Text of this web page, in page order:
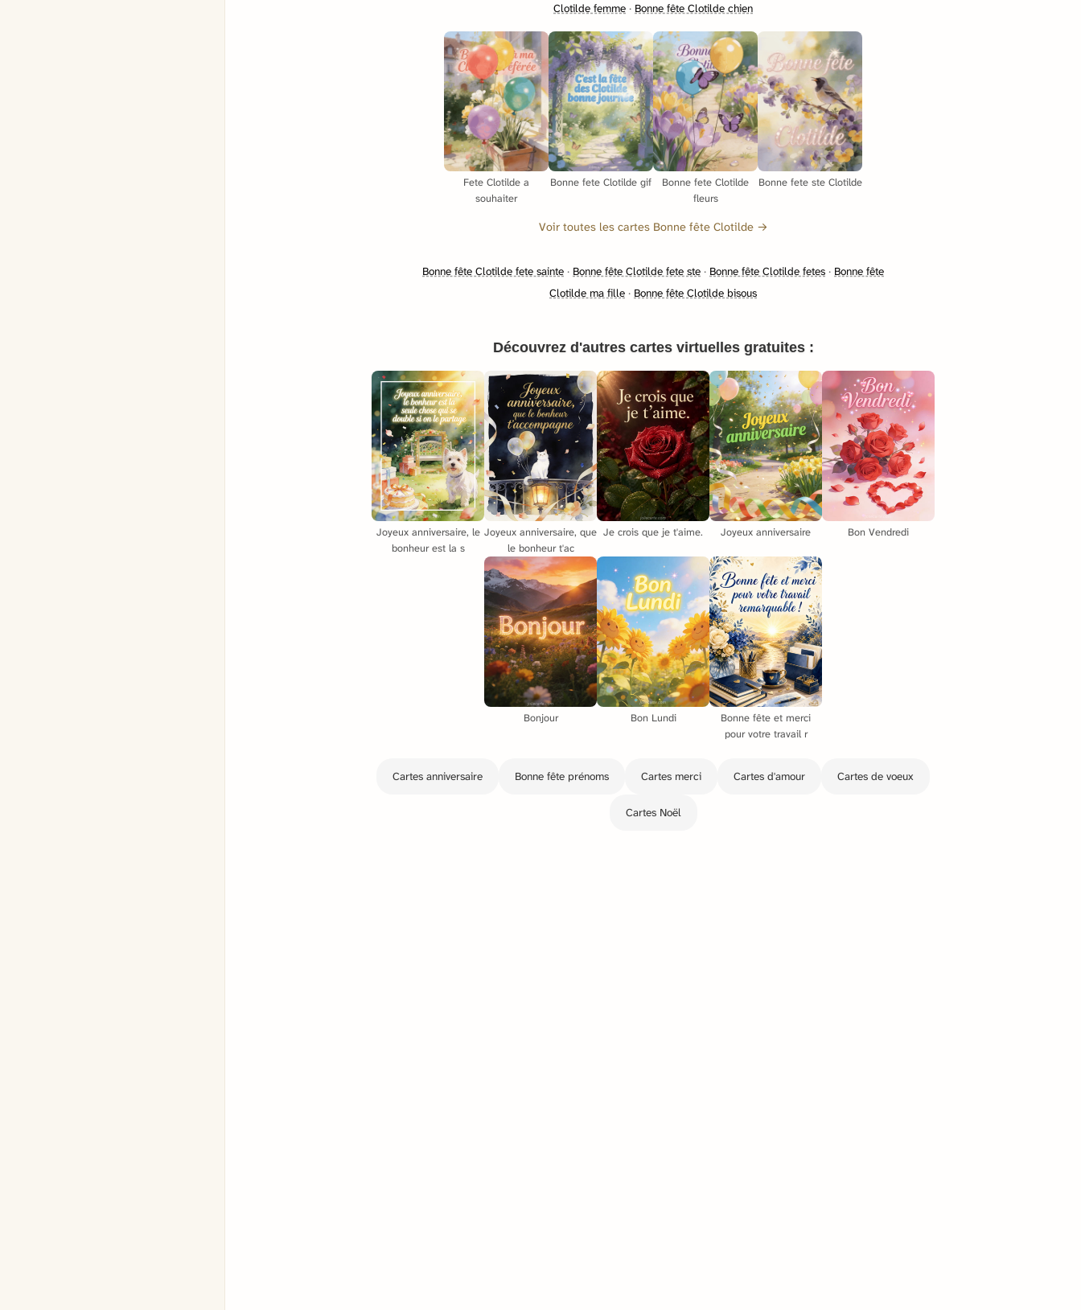
Clotilde femme · Bonne fête Clotilde chien
Fete Clotilde a
souhaiter
Bonne fete Clotilde gif
Bonne fete Clotilde
fleurs
Bonne fete ste Clotilde
Voir toutes les cartes Bonne fête Clotilde →
Bonne fête Clotilde fete sainte · Bonne fête Clotilde fete ste · Bonne fête Clotilde fetes · Bonne fête
Clotilde ma fille · Bonne fête Clotilde bisous
Découvrez d'autres cartes virtuelles gratuites :
Joyeux anniversaire, le
bonheur est la s
Joyeux anniversaire, que
le bonheur t'ac
Je crois que je t'aime. Joyeux anniversaire Bon Vendredi
Bonjour Bon Lundi
Bonne fête et merci
pour votre travail r
Cartes anniversaire Bonne fête prénoms Cartes merci Cartes d'amour Cartes de voeux
Cartes Noël